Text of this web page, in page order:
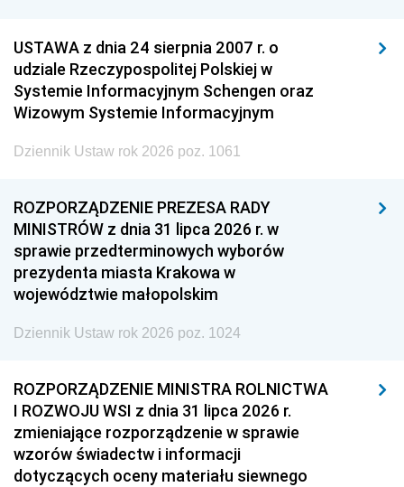
USTAWA z dnia 24 sierpnia 2007 r. o
udziale Rzeczypospolitej Polskiej w
Systemie Informacyjnym Schengen oraz
Wizowym Systemie Informacyjnym
Dziennik Ustaw rok 2026 poz. 1061
ROZPORZĄDZENIE PREZESA RADY
MINISTRÓW z dnia 31 lipca 2026 r. w
sprawie przedterminowych wyborów
prezydenta miasta Krakowa w
województwie małopolskim
Dziennik Ustaw rok 2026 poz. 1024
ROZPORZĄDZENIE MINISTRA ROLNICTWA
I ROZWOJU WSI z dnia 31 lipca 2026 r.
zmieniające rozporządzenie w sprawie
wzorów świadectw i informacji
dotyczących oceny materiału siewnego